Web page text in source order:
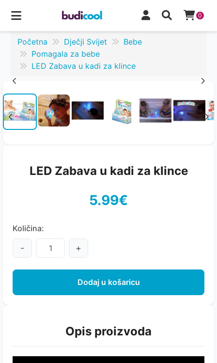
0
Početna Dječji Svijet
Bebe
Pomagala za bebe
LED Zabava u kadi za klince
LED Zabava u kadi za klince
5.99€
Količina:
- +
Dodaj u košaricu
Opis proizvoda